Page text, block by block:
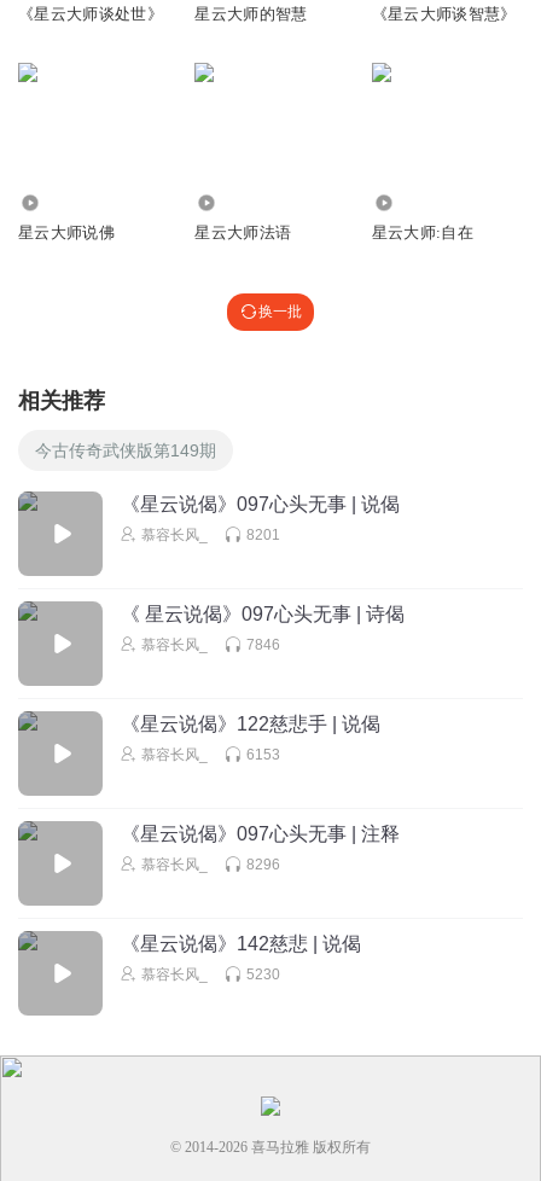
《星云大师谈处世》 星云大师的智慧 《星云大师谈智慧》
星云大师说佛 星云大师法语 星云大师:自在
换一批
相关推荐
今古传奇武侠版第149期
《星云说偈》097心头无事 | 说偈
慕容长风_ 8201
《 星云说偈》097心头无事 | 诗偈
慕容长风_ 7846
《星云说偈》122慈悲手 | 说偈
慕容长风_ 6153
《星云说偈》097心头无事 | 注释
慕容长风_ 8296
《星云说偈》142慈悲 | 说偈
慕容长风_ 5230
© 2014-2026 喜马拉雅 版权所有